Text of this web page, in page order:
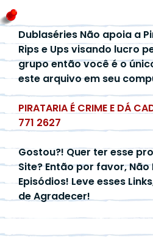
Dublaséries Não apoia a
Rips e Ups visando lucro
grupo então você é o
este arquivo em seu
PIRATARIA É CRIME E DÁ
771 2627
Gostou?! Quer ter esse
Site? Então por favor, Não
Episódios! Leve esses
de Agradecer!